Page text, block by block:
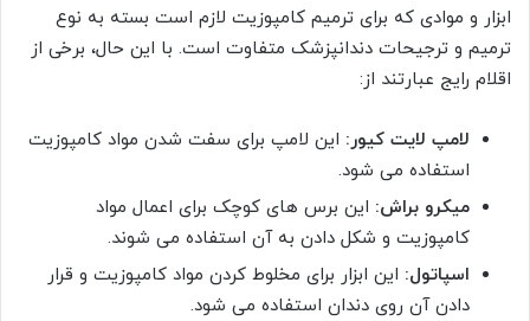
ابزار و موادی که برای ترمیم کامپوزیت لازم است بسته به نوع
ترمیم و ترجیحات دندانپزشک متفاوت است. با این حال، برخی از
اقلام رایج عبارتند از:
لامپ لایت کیور: این لامپ برای سفت شدن مواد کامپوزیت
استفاده می شود.
میکرو براش: این برس های کوچک برای اعمال مواد
کامپوزیت و شکل دادن به آن استفاده می شوند.
اسپاتول: این ابزار برای مخلوط کردن مواد کامپوزیت و قرار
دادن آن روی دندان استفاده می شود.